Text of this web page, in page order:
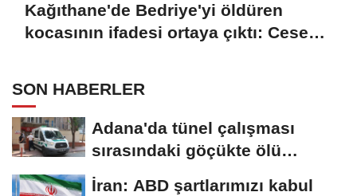
Kağıthane'de Bedriye'yi öldüren
kocasının ifadesi ortaya çıktı: Cesedi
SON HABERLER
Adana'da tünel çalışması
sırasındaki göçükte ölü
sayısı...
İran: ABD şartlarımızı kabul